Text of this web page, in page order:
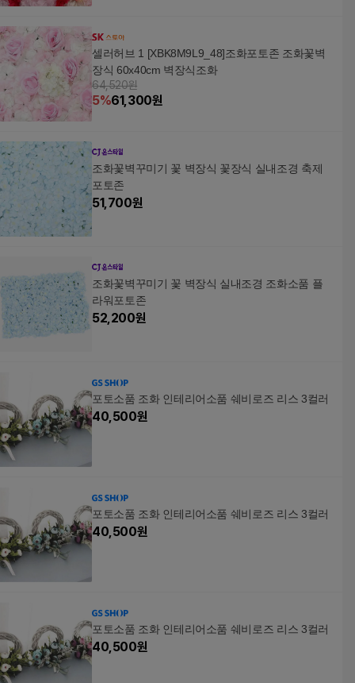
셀러허브 1 [XBK8M9L9_48]조화포토존 조화꽃벽
장식 60x40cm 벽장식조화
64,520원
5%61,300원
조화꽃벽꾸미기 꽃 벽장식 꽃장식 실내조경 축제
포토존
51,700원
조화꽃벽꾸미기 꽃 벽장식 실내조경 조화소품 플
라워포토존
52,200원
포토소품 조화 인테리어소품 쉐비로즈 리스 3컬러
40,500원
포토소품 조화 인테리어소품 쉐비로즈 리스 3컬러
40,500원
포토소품 조화 인테리어소품 쉐비로즈 리스 3컬러
40,500원